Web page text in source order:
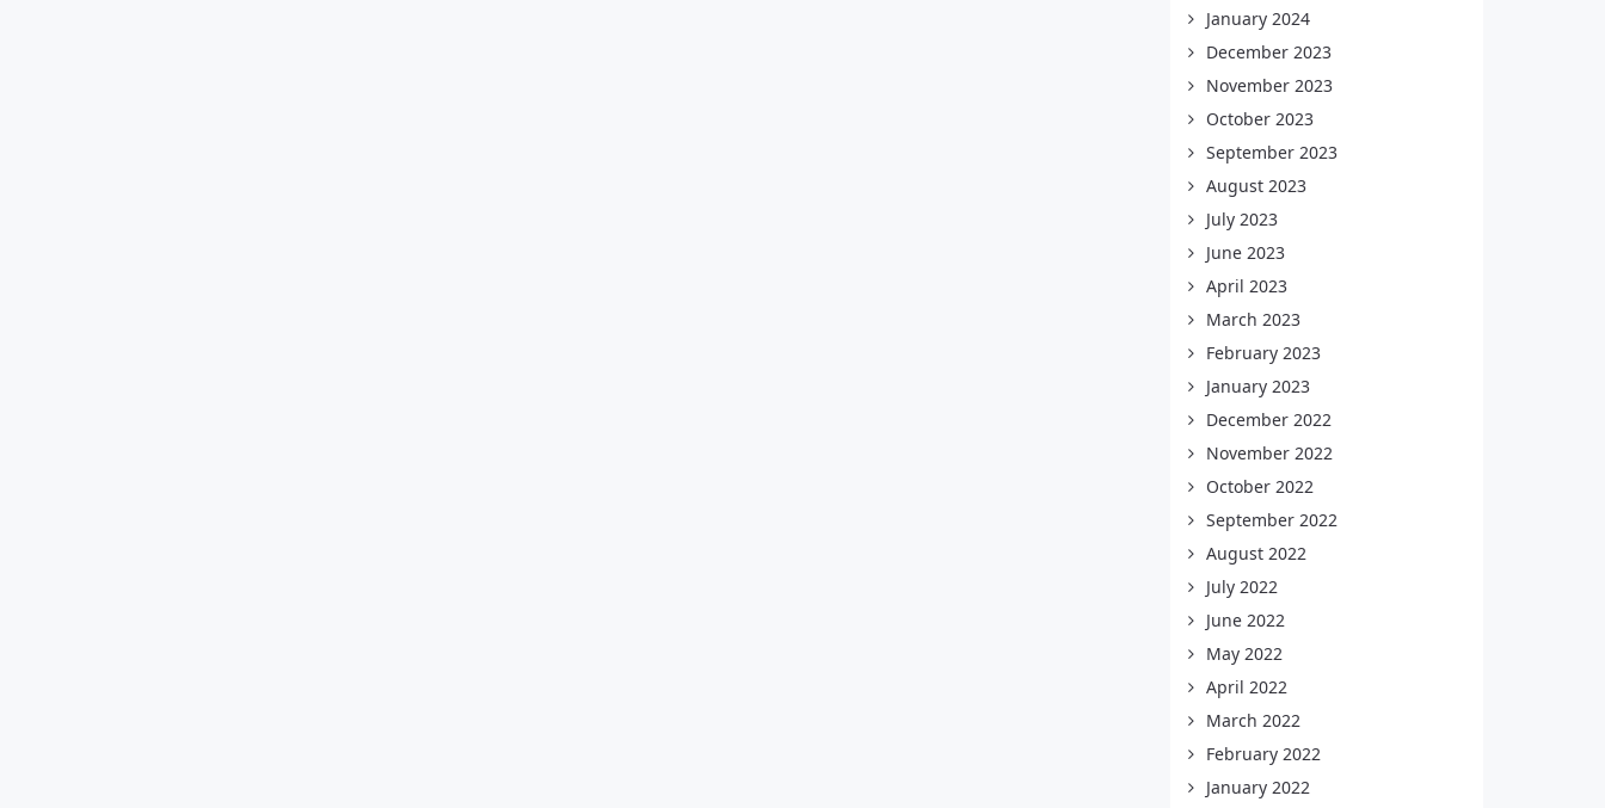
January 2024
December 2023
November 2023
October 2023
September 2023
August 2023
July 2023
June 2023
April 2023
March 2023
February 2023
January 2023
December 2022
November 2022
October 2022
September 2022
August 2022
July 2022
June 2022
May 2022
April 2022
March 2022
February 2022
January 2022